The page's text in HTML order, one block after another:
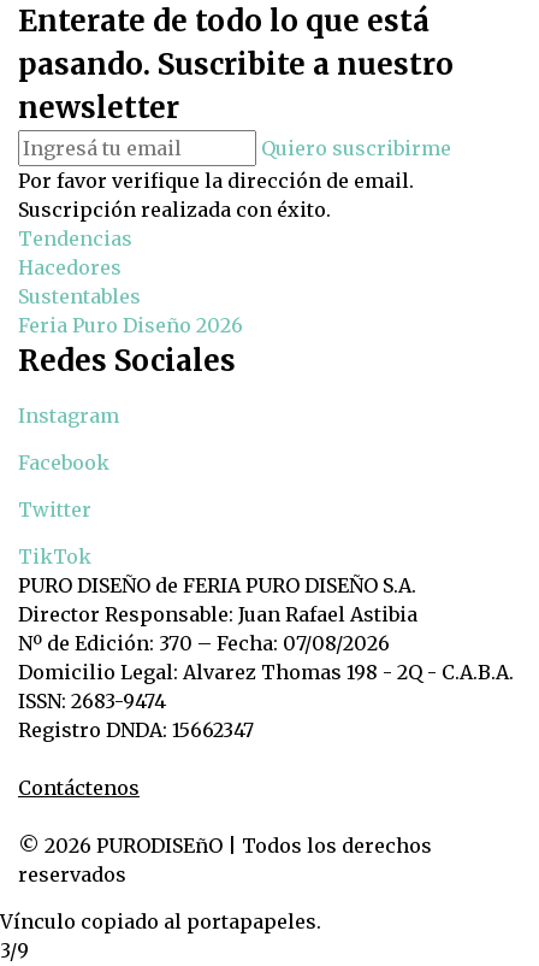
Enterate de todo lo que está
pasando. Suscribite a nuestro
newsletter
Quiero suscribirme
Por favor verifique la dirección de email.
Suscripción realizada con éxito.
Tendencias
Hacedores
Sustentables
Feria Puro Diseño 2026
Redes Sociales
Instagram
Facebook
Twitter
TikTok
PURO DISEÑO de FERIA PURO DISEÑO S.A.
Director Responsable: Juan Rafael Astibia
Nº de Edición: 370 – Fecha: 07/08/2026
Domicilio Legal: Alvarez Thomas 198 - 2Q - C.A.B.A.
ISSN: 2683-9474
Registro DNDA: 15662347
Contáctenos
© 2026 PURODISEñO | Todos los derechos
reservados
Vínculo copiado al portapapeles.
3/9